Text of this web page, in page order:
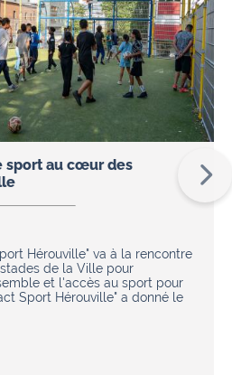
sport au cœur des
Hérouville" va à la rencontre
de la Ville pour
et l'accès au sport pour
Sport Hérouville" a donné le